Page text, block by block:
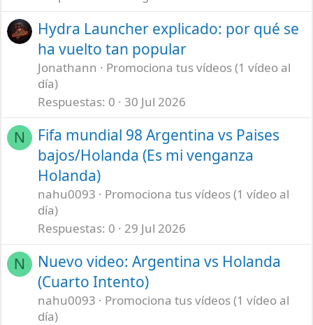
Hydra Launcher explicado: por qué se
ha vuelto tan popular
Jonathann
Promociona tus vídeos (1 vídeo al
día)
Respuestas 0 30 Jul 2026
N
Fifa mundial 98 Argentina vs Paises
bajos/Holanda (Es mi venganza
Holanda)
nahu0093
Promociona tus vídeos (1 vídeo al
día)
Respuestas 0 29 Jul 2026
N
Nuevo video: Argentina vs Holanda
(Cuarto Intento)
nahu0093
Promociona tus vídeos (1 vídeo al
día)